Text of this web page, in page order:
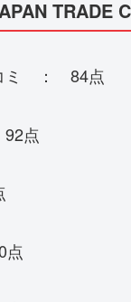
TRADE
ミ ： 84点
点